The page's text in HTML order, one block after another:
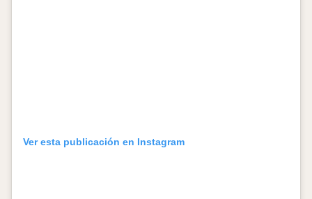
Ver esta publicación en Instagram